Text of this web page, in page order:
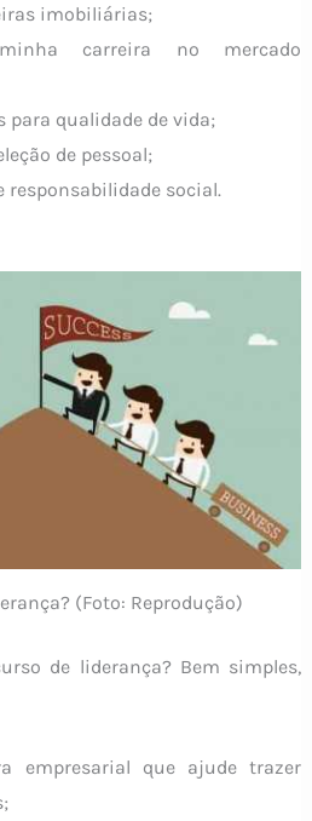
imobiliárias;
carreira no mercado
para qualidade de vida;
de pessoal;
responsabilidade social.
(Foto: Reprodução)
de liderança? Bem simples,
empresarial que ajude trazer